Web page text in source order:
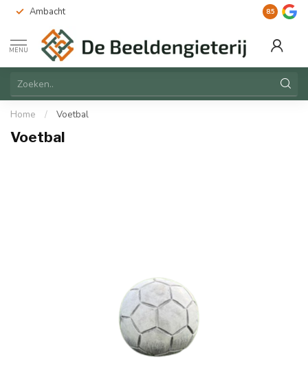
Ambacht Duurzaam
8.5
MENU
Home / Voetbal
Voetbal